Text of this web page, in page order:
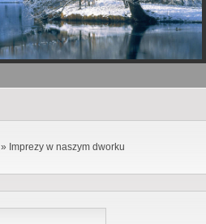
» Imprezy w naszym dworku